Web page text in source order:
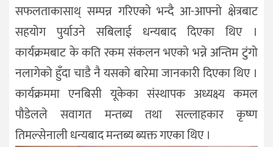
सफलताकासाथ् सम्पन्न गरिएको भन्दै आ-आफ्नो क्षेत्रबाट
सहयोग पुर्याउने सबिलाई धन्यबाद दिएका थिए ।
कार्यक्रमबाट के कति रकम संकलन भएको भन्ने अन्तिम टुंगो
नलागेको हुँदा चाडै नै यसको बारेमा जानकारी दिएका थिए ।
कार्यक्रममा एनबिसी यूकेका संस्थापक अध्यक्ष्य कमल
पौडेलले सवागत मन्तब्य तथा सल्लाहकार कृष्ण
तिमल्सेनाली धन्यबाद मन्तब्य ब्यक्त गएका थिए ।